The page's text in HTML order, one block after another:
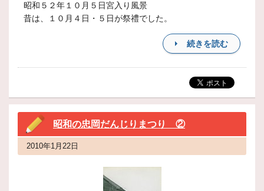
昭和５２年１０月５日宮入り風景
昔は、１０月４日・５日が祭禮でした。
続きを読む
昭和の忠岡だんじりまつり ②
2010年1月22日